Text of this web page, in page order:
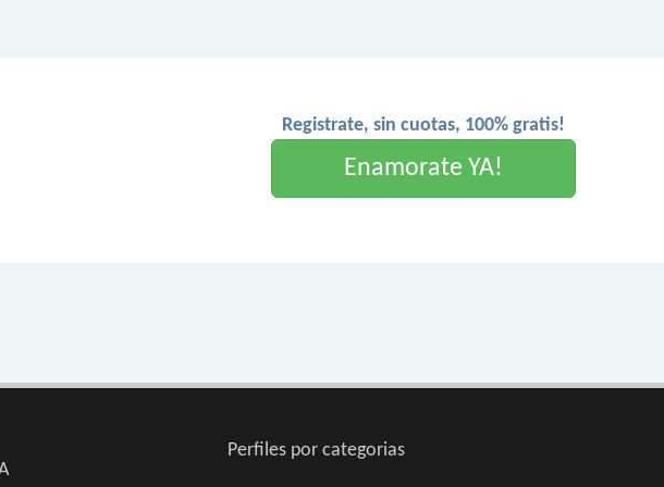
Registrate, sin cuotas, 100% gratis!
Enamorate YA!
Perfiles por categorias